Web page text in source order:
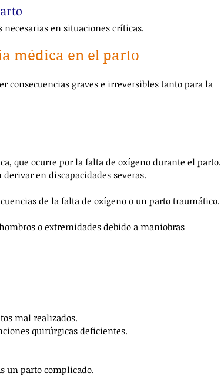
en situaciones críticas.
médica en el parto
consecuencias graves e irreversibles tanto para la
que ocurre por la falta de oxígeno durante el parto.
en discapacidades severas.
de la falta de oxígeno o un parto traumático.
o extremidades debido a maniobras
mal realizados.
quirúrgicas deficientes.
un parto complicado.